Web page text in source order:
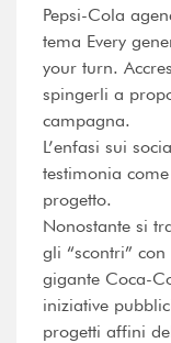
Pepsi-Cola
tema Every
your turn.
spingerli a
campagna.
L’enfasi sui
testimonia
progetto.
Nonostante si
gli “scontri”
gigante Coca-
iniziative
progetti affini